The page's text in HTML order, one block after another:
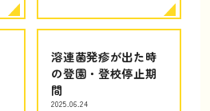
溶連菌発疹が出た時
の登園・登校停止期
間
2025.06.24